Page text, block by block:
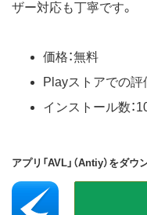
ザー対応も丁寧です。
価格：無料
Playストアでの評
インストール数：
アプリ「AVL」（Antiy）をダウ